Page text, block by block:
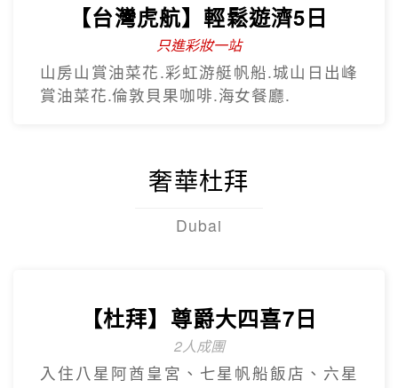
【台灣虎航】輕鬆遊濟5日
只進彩妝一站
山房山賞油菜花.彩虹游艇帆船.城山日出峰
賞油菜花.倫敦貝果咖啡.海女餐廳.
奢華杜拜
Dubai
【杜拜】尊爵大四喜7日
2人成團
入住八星阿酋皇宮、七星帆船飯店、六星